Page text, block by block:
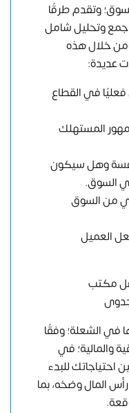
وتقدم طرقًا
جمع وتحليل شامل
ومن خلال هذه
عديدة:
في القطاع
المستهلك
وهل سيكون
السوق.
من السوق
العميل
مكتب
في الشعلة؛ وفقًا
والمالية؛ في
احتياجاتك للبدء
المال وضخه، بما